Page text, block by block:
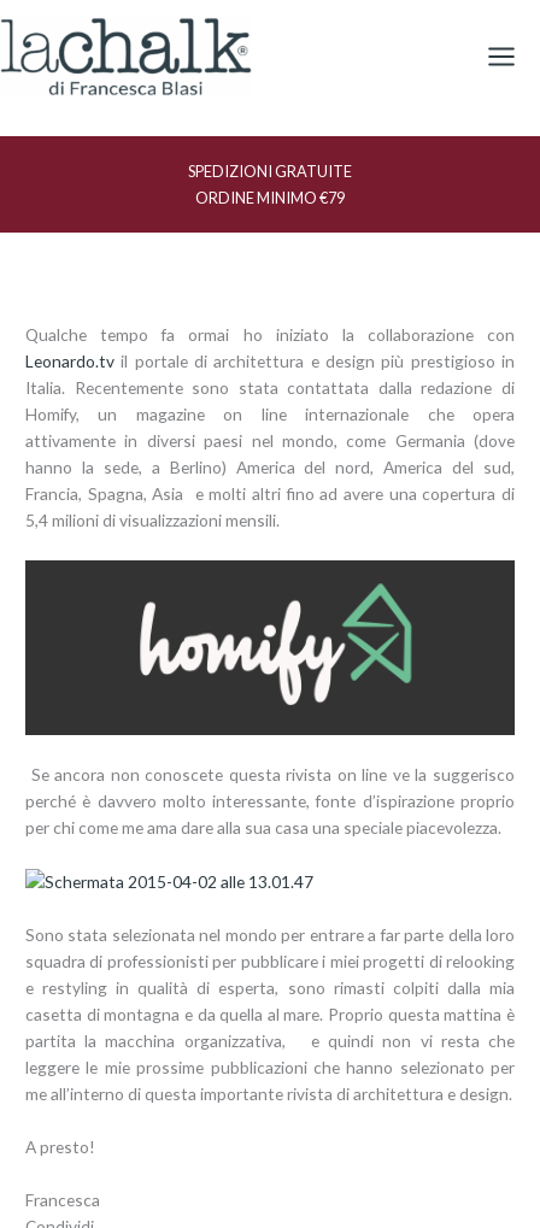
contenuto
SPEDIZIONI GRATUITE
ORDINE MINIMO €79
Qualche tempo fa ormai ho iniziato la collaborazione con
Leonardo.tv il portale di architettura e design più prestigioso in
Italia. Recentemente sono stata contattata dalla redazione di
Homify, un magazine on line internazionale che opera
attivamente in diversi paesi nel mondo, come Germania (dove
hanno la sede, a Berlino) America del nord, America del sud,
Francia, Spagna, Asia e molti altri fino ad avere una copertura di
5,4 milioni di visualizzazioni mensili.
Se ancora non conoscete questa rivista on line ve la suggerisco
perché è davvero molto interessante, fonte d’ispirazione proprio
per chi come me ama dare alla sua casa una speciale piacevolezza.
Sono stata selezionata nel mondo per entrare a far parte della loro
squadra di professionisti per pubblicare i miei progetti di relooking
e restyling in qualità di esperta, sono rimasti colpiti dalla mia
casetta di montagna e da quella al mare. Proprio questa mattina è
partita la macchina organizzativa, e quindi non vi resta che
leggere le mie prossime pubblicazioni che hanno selezionato per
me all’interno di questa importante rivista di architettura e design.
A presto!
Francesca